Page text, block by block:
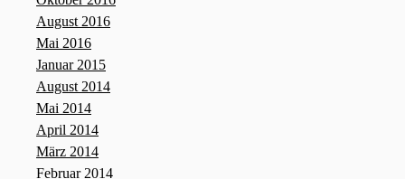
August 2016
Mai 2016
Januar 2015
August 2014
Mai 2014
April 2014
März 2014
Februar 2014